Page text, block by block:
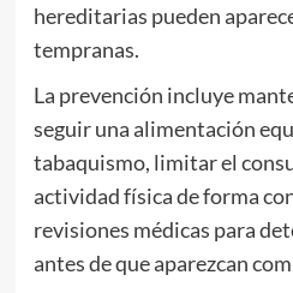
hereditarias pueden
tempranas.
La prevención incluye
seguir una alimentación
tabaquismo, limitar el
actividad física de forma
revisiones médicas para
antes de que aparezcan